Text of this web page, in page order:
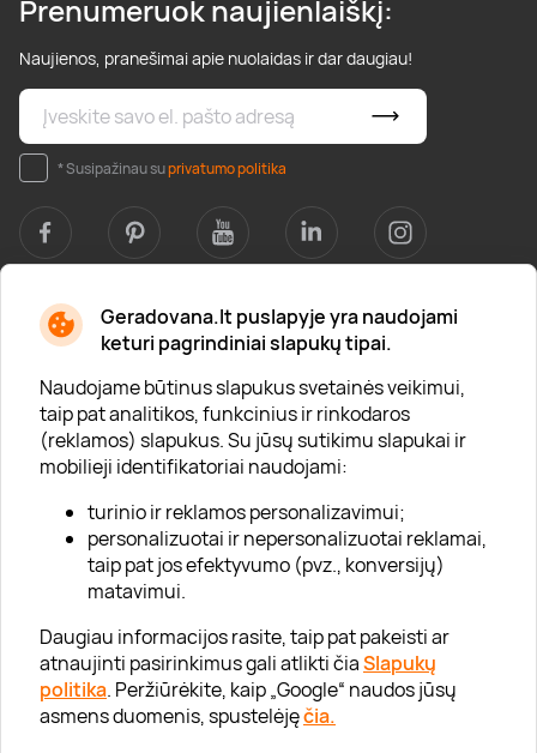
Geradovana.lt puslapyje yra naudojami
keturi pagrindiniai slapukų tipai.
Naudojame būtinus slapukus svetainės veikimui,
taip pat analitikos, funkcinius ir rinkodaros
(reklamos) slapukus. Su jūsų sutikimu slapukai ir
mobilieji identifikatoriai naudojami:
turinio ir reklamos personalizavimui;
personalizuotai ir nepersonalizuotai reklamai,
taip pat jos efektyvumo (pvz., konversijų)
matavimui.
Daugiau informacijos rasite, taip pat pakeisti ar
atnaujinti pasirinkimus gali atlikti čiaSlapukų
politika. Peržiūrėkite, kaip „Google“ naudos jūsų
asmens duomenis, spustelėjęčia.
Prenumeruok naujienlaiškį:
Naujienos, pranešimai apie nuolaidas ir dar daugiau!
* Susipažinau suprivatumo politika
Apie mus
Apie „Gera Dovana“
Lojalumo klubas
Karjera
Visi partneriai
Kontaktai
Tinklaraštis
Informacija